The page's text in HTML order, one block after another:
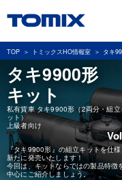
TOP トミックスHO情報室 タキ
タキ9900形
キット
私有貨車 タキ9900形（2両分・組立
ット）
上級者向け
『タキ9900形』の組立キットを仕様
新たに発売いたします！
今回は、キットならではの製品特徴
中心にご紹介しましょう。